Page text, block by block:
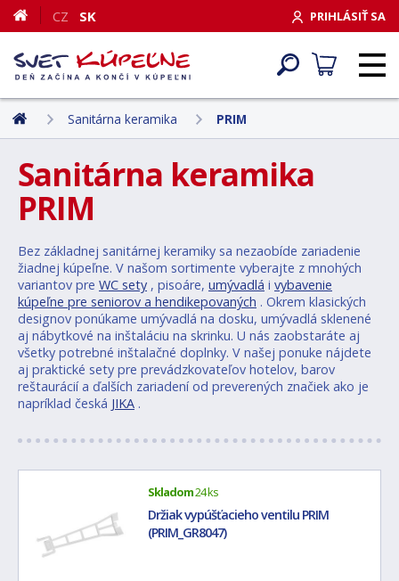
PRIHLÁSIŤ SA
CZ SK
Sanitárna keramika PRIM
Sanitárna keramika
PRIM
Bez základnej sanitárnej keramiky sa nezaobíde zariadenie
žiadnej kúpeľne. V našom sortimente vyberajte z mnohých
variantov pre WC sety , pisoáre, umývadlá i vybavenie
kúpeľne pre seniorov a hendikepovaných . Okrem klasických
designov ponúkame umývadlá na dosku, umývadlá sklenené
aj nábytkové na inštaláciu na skrinku. U nás zaobstaráte aj
všetky potrebné inštalačné doplnky. V našej ponuke nájdete
aj praktické sety pre prevádzkovateľov hotelov, barov
reštaurácií a ďalších zariadení od preverených značiek ako je
napríklad česká JIKA .
Skladom24 ks
Držiak vypúšťacieho ventilu PRIM
(PRIM_GR8047)